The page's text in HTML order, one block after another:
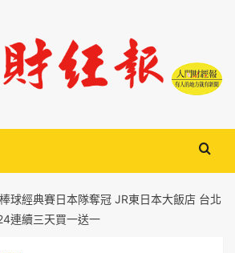
球經典賽日本隊奪冠 JR東日本大飯店 台北
連續三天買一送一